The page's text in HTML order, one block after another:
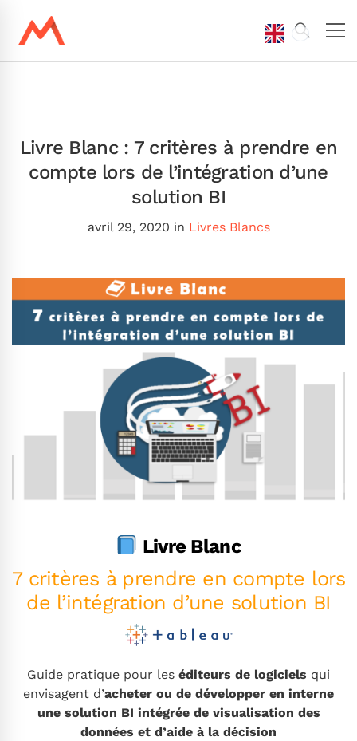
Livre Blanc : 7 critères à prendre en
compte lors de l’intégration d’une
solution BI
avril 29, 2020 in Livres Blancs
Livre Blanc
7 critères à prendre en compte lors
de l’intégration d’une solution BI
Guide pratique pour les éditeurs de logiciels qui
envisagent d’acheter ou de développer en interne
une solution BI intégrée de visualisation des
données et d’aide à la décision